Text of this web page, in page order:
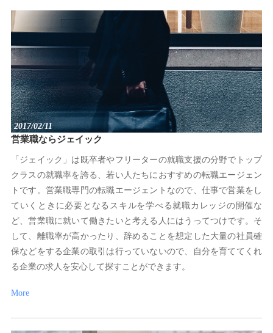
2017/02/11
営業職ならジェイック
「ジェイック」は既卒者やフリーターの就職支援の分野でトップ
クラスの就職率を誇る、若い人たちにおすすめの転職エージェン
トです。営業職専門の転職エージェントなので、仕事で営業をし
ていくときに必要となるスキルを学べる就職カレッジの開催な
ど、営業職に就いて働きたいと考える人にはうってつけです。そ
して、離職率が高かったり、辞めることを想定した大量の社員確
保などをする企業の取引は行っていないので、自分を育ててくれ
る企業の求人を安心して探すことができます。
More